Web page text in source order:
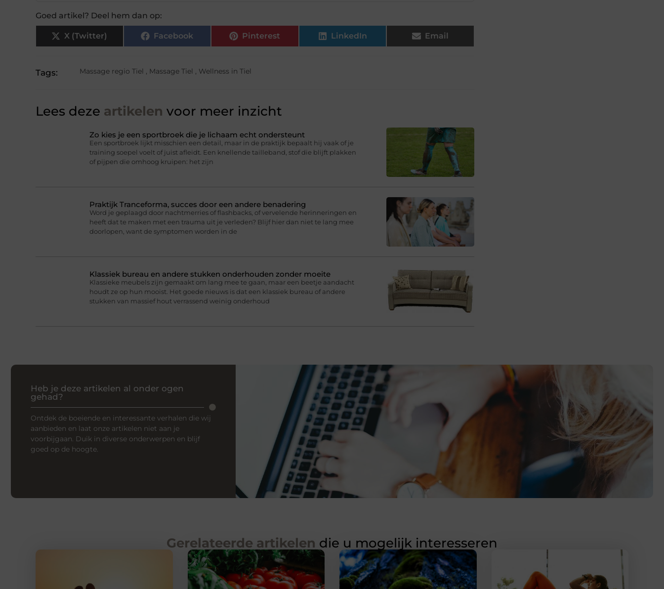
Goed artikel? Deel hem dan op:
X (Twitter) Facebook Pinterest LinkedIn Email
Tags: Massage regio Tiel , Massage Tiel , Wellness in Tiel
Lees deze artikelen voor meer inzicht
Zo kies je een sportbroek die je lichaam echt ondersteunt
Een sportbroek lijkt misschien een detail, maar in de praktijk bepaalt hij vaak of je
training soepel voelt of juist afleidt. Een knellende tailleband, stof die blijft plakken
of pijpen die omhoog kruipen: het zijn
Praktijk Tranceforma, succes door een andere benadering
Word je geplaagd door nachtmerries of flashbacks, of vervelende herinneringen en
heeft dat te maken met een trauma uit je verleden? Blijf hier dan niet te lang mee
doorlopen, want de symptomen worden in de
Klassiek bureau en andere stukken onderhouden zonder moeite
Klassieke meubels zijn gemaakt om lang mee te gaan, maar een beetje aandacht
houdt ze op hun mooist. Het goede nieuws is dat een klassiek bureau of andere
stukken van massief hout verrassend weinig onderhoud
Heb je deze artikelen al onder ogen
gehad?
Ontdek de boeiende en interessante verhalen die wij
aanbieden en laat onze artikelen niet aan je
voorbijgaan. Duik in diverse onderwerpen en blijf
goed op de hoogte.
Gerelateerde artikelen die u mogelijk interesseren